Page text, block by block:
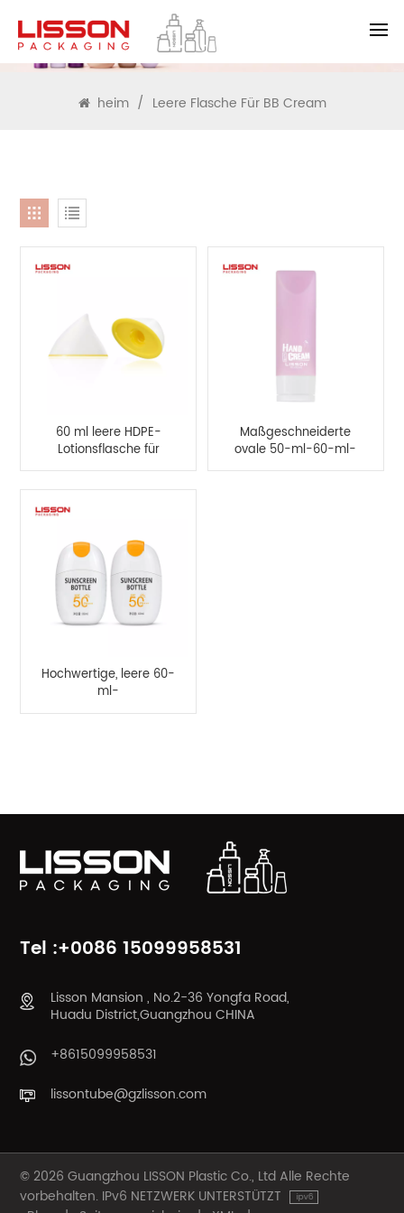
SUCHEN
heim / Leere Flasche Für BB Cream
60 ml leere HDPE-
Lotionsflasche für
Sonnenschutz – sehr
Maßgeschneiderte
ovale 50-ml-60-ml-
Flasche mit
Hochwertige, leere 60-
ml-
Sonnenschutzflasche
Tel :+0086 15099958531
Lisson Mansion , No.2-36 Yongfa Road,
Huadu District,Guangzhou CHINA
+8615099958531
lissontube@gzlisson.com
© 2026 Guangzhou LISSON Plastic Co., Ltd Alle Rechte
vorbehalten. IPv6 NETZWERK UNTERSTÜTZT